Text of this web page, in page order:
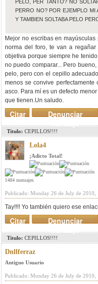
PELO, PER TANTO? NO
PERRO NO? POR EJEMPLO MI
Y TAMBIEN SOLTABA PELO
Mejor no escribas en
norma del foro, te van a
objetiva porque siempre he
no puedo comparar... Pero
pelo, pero con el cepillo
menos se convive
asco. Para mí es un defecto
que tienen.Un saludo.
Denunciar
mensaje
Citar
Titulo: CEPILLOS!!!!
Lola4
¡Adicto Total!
1484 mensajes
Publicado: Monday 26 de July de 2010,
Tay!!!! Yo también quiero ese
Denunciar
mensaje
Citar
Titulo: CEPILLOS!!!!
Dnllferraz
Antiguo Usuario
Publicado: Monday 26 de July de 2010,